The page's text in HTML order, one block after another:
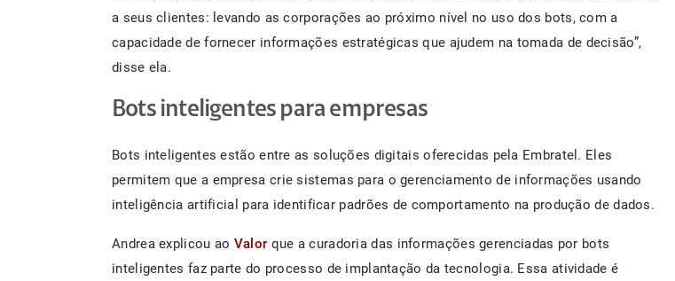
a seus clientes: levando as corporações ao próximo nível no uso dos bots, com a
capacidade de fornecer informações estratégicas que ajudem na tomada de decisão”,
disse ela.
Bots inteligentes para empresas
Bots inteligentes estão entre as soluções digitais oferecidas pela Embratel. Eles
permitem que a empresa crie sistemas para o gerenciamento de informações usando
inteligência artificial para identificar padrões de comportamento na produção de dados.
Andrea explicou ao Valor que a curadoria das informações gerenciadas por bots
inteligentes faz parte do processo de implantação da tecnologia. Essa atividade é